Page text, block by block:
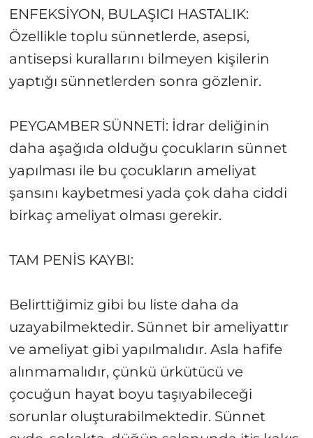
ENFEKSİYON, BULAŞICI HASTALIK:
Özellikle toplu sünnetlerde, asepsi,
antisepsi kurallarını bilmeyen kişilerin
yaptığı sünnetlerden sonra gözlenir.
PEYGAMBER SÜNNETİ: İdrar deliğinin
daha aşağıda olduğu çocukların sünnet
yapılması ile bu çocukların ameliyat
şansını kaybetmesi yada çok daha ciddi
birkaç ameliyat olması gerekir.
TAM PENİS KAYBI:
Belirttiğimiz gibi bu liste daha da
uzayabilmektedir. Sünnet bir ameliyattır
ve ameliyat gibi yapılmalıdır. Asla hafife
alınmamalıdır, çünkü ürkütücü ve
çocuğun hayat boyu taşıyabileceği
sorunlar oluşturabilmektedir. Sünnet